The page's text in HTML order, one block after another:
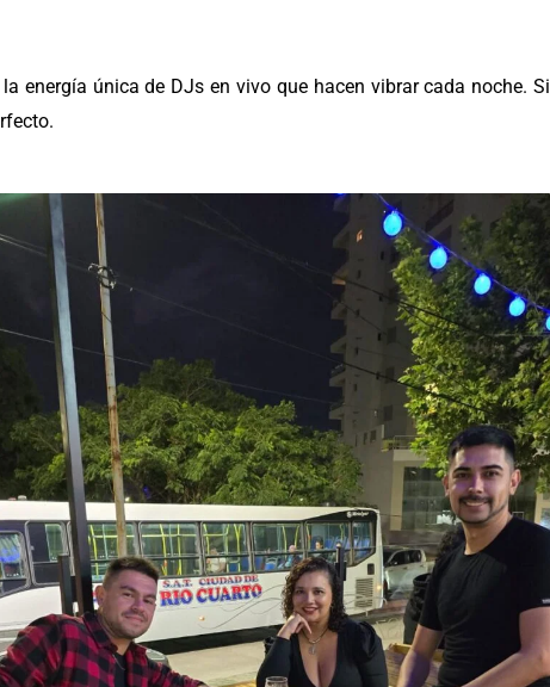
energía única de DJs en vivo que hacen vibrar cada noche. Si